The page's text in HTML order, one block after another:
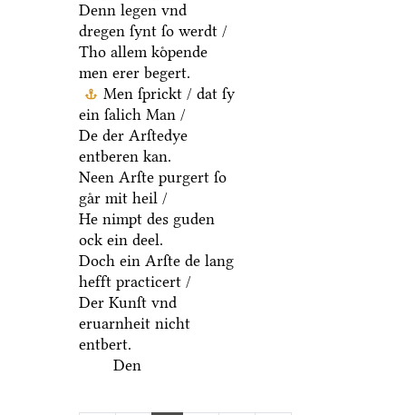
Denn legen vnd
dregen ſynt ſo werdt /
Tho allem koͤpende
men erer begert.
Men ſprickt / dat ſy
ein ſalich Man /
De der Arſtedye
entberen kan.
Neen Arſte purgert ſo
gaͤr mit heil /
He nimpt des guden
ock ein deel.
Doch ein Arſte de lang
hefft practicert /
Der Kunſt vnd
eruarnheit nicht
entbert.
Den